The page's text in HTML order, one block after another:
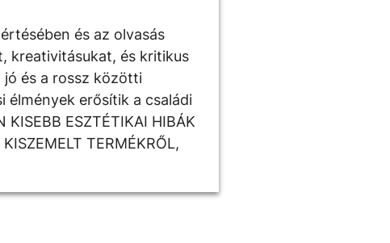
és az olvasás
kreativitásukat, és kritikus
jó és a rossz közötti
élmények erősítik a családi
ESZTÉTIKAI HIBÁK
TERMÉKRŐL,